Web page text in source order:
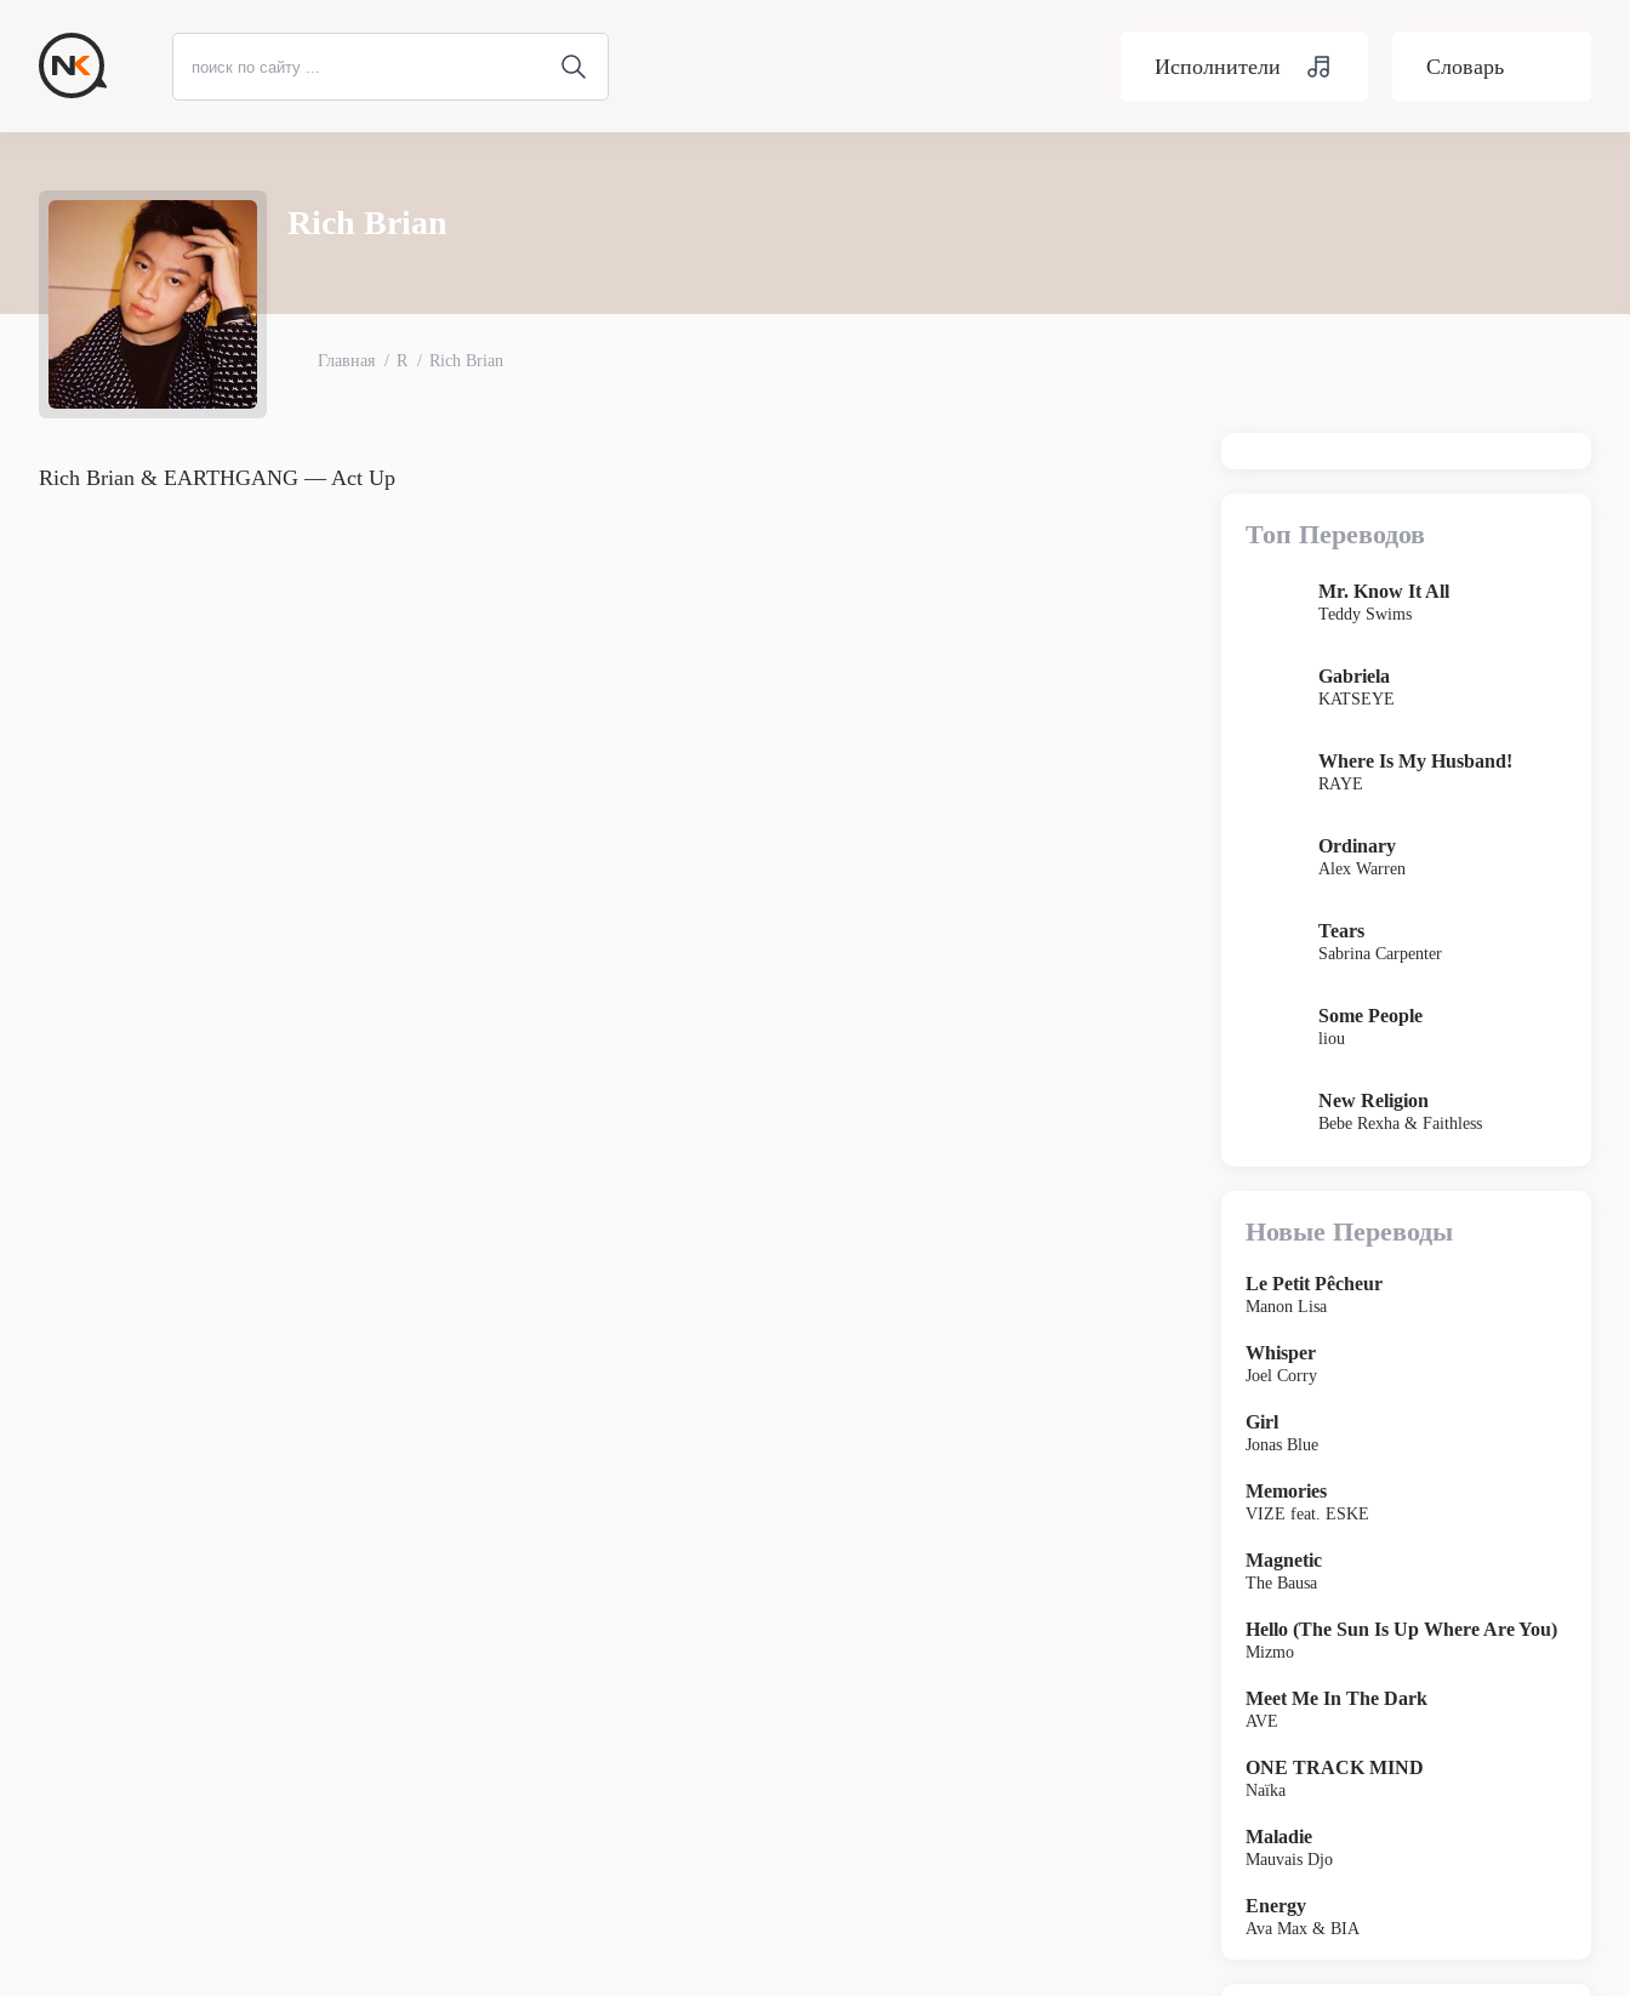
Исполнители Словарь
Rich Brian
Главная R Rich Brian
Rich Brian & EARTHGANG — Act Up
Топ Переводов
Mr. Know It All
Teddy Swims
Gabriela
KATSEYE
Where Is My Husband!
RAYE
Ordinary
Alex Warren
Tears
Sabrina Carpenter
Some People
liou
New Religion
Bebe Rexha & Faithless
Новые Переводы
Le Petit Pêcheur
Manon Lisa
Whisper
Joel Corry
Girl
Jonas Blue
Memories
VIZE feat. ESKE
Magnetic
The Bausa
Hello (The Sun Is Up Where Are You)
Mizmo
Meet Me In The Dark
AVE
ONE TRACK MIND
Naïka
Maladie
Mauvais Djo
Energy
Ava Max & BIA